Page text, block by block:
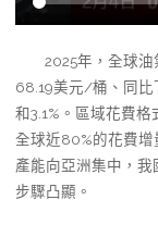
2025年，全球
68.19美元/桶、同比
和3.1%。區域花費
全球近80%的花費增
產能向亞洲集中，
步驟凸顯。